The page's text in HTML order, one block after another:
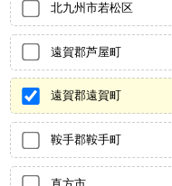
北九州市若松区
遠賀郡芦屋町
遠賀郡遠賀町
鞍手郡鞍手町